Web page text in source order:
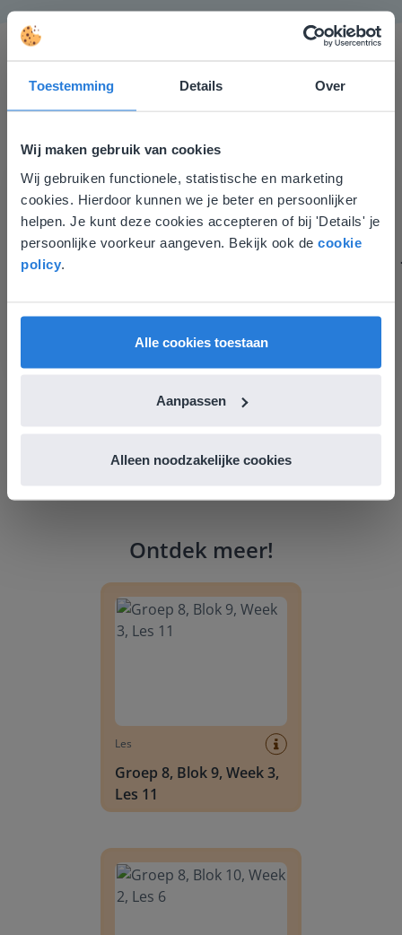
Toestemming Details Over
Wij maken gebruik van cookies
Wij gebruiken functionele, statistische en marketing
cookies. Hierdoor kunnen we je beter en persoonlijker
helpen. Je kunt deze cookies accepteren of bij 'Details' je
persoonlijke voorkeur aangeven. Bekijk ook de cookie
policy
Alle cookies toestaan
Aanpassen
Alleen noodzakelijke cookies
Gynzy maakt het lesgeven zoveel eenvoudiger én
aantrekkelijker voor zowel de leerkracht als de
leerlingen. Bovendien bezorgt Gynzy me veel meer tijd
om echt elke leerling de nodige aandacht te geven.
Zinloos tijdsverlies van o.a. verbeteren en extra
werkblaadjes maken is definitief voorbij.
Juf Els
Leefschool Het Droomschip
Ontdek meer!
Les
Groep 8, Blok 9, Week 3,
Les 11
Deze website komt niet
overeen met je locatie
Gezien je locatie, denken we dat je misschien
liever naar de website voor English gaat. Hier
English
Vlaanderen